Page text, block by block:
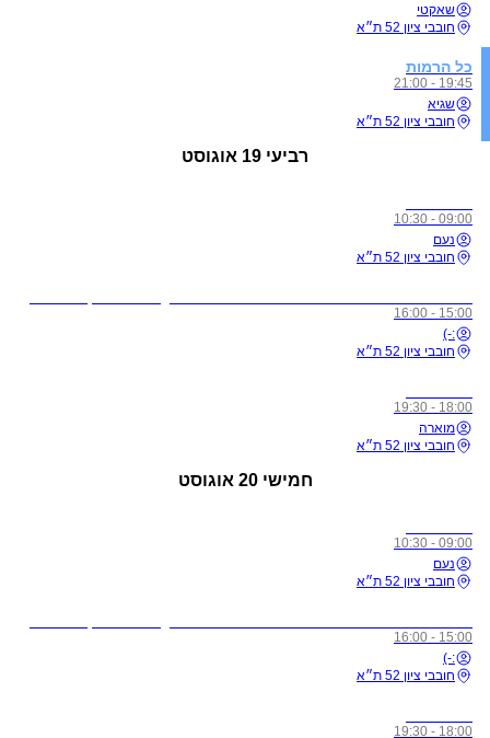
שאקטי
חובבי ציון 52 ת״א
כל הרמות
19:45 - 21:00
שגיא
חובבי ציון 52 ת״א
רביעי 19 אוגוסט
09:00 - 10:30
נעם
חובבי ציון 52 ת״א
15:00 - 16:00
:-)
חובבי ציון 52 ת״א
18:00 - 19:30
מוארה
חובבי ציון 52 ת״א
חמישי 20 אוגוסט
09:00 - 10:30
נעם
חובבי ציון 52 ת״א
15:00 - 16:00
:-)
חובבי ציון 52 ת״א
18:00 - 19:30